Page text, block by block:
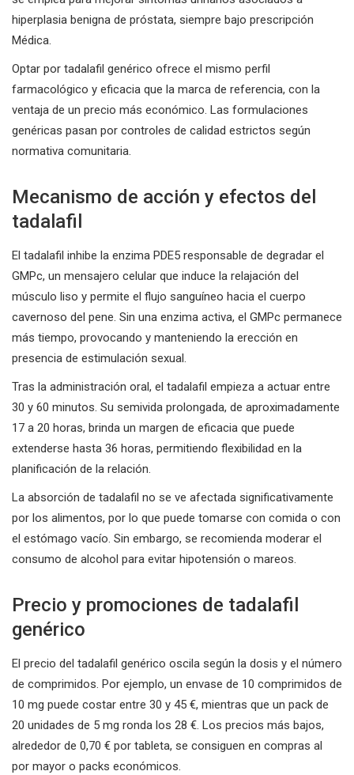
hiperplasia benigna de próstata, siempre bajo prescripción
Médica.
Optar por tadalafil genérico ofrece el mismo perfil
farmacológico y eficacia que la marca de referencia, con la
ventaja de un precio más económico. Las formulaciones
genéricas pasan por controles de calidad estrictos según
normativa comunitaria.
Mecanismo de acción y efectos del
tadalafil
El tadalafil inhibe la enzima PDE5 responsable de degradar el
GMPc, un mensajero celular que induce la relajación del
músculo liso y permite el flujo sanguíneo hacia el cuerpo
cavernoso del pene. Sin una enzima activa, el GMPc permanece
más tiempo, provocando y manteniendo la erección en
presencia de estimulación sexual.
Tras la administración oral, el tadalafil empieza a actuar entre
30 y 60 minutos. Su semivida prolongada, de aproximadamente
17 a 20 horas, brinda un margen de eficacia que puede
extenderse hasta 36 horas, permitiendo flexibilidad en la
planificación de la relación.
La absorción de tadalafil no se ve afectada significativamente
por los alimentos, por lo que puede tomarse con comida o con
el estómago vacío. Sin embargo, se recomienda moderar el
consumo de alcohol para evitar hipotensión o mareos.
Precio y promociones de tadalafil
genérico
El precio del tadalafil genérico oscila según la dosis y el número
de comprimidos. Por ejemplo, un envase de 10 comprimidos de
10 mg puede costar entre 30 y 45 €, mientras que un pack de
20 unidades de 5 mg ronda los 28 €. Los precios más bajos,
alrededor de 0,70 € por tableta, se consiguen en compras al
por mayor o packs económicos.